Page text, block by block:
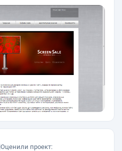
Оценили проект: